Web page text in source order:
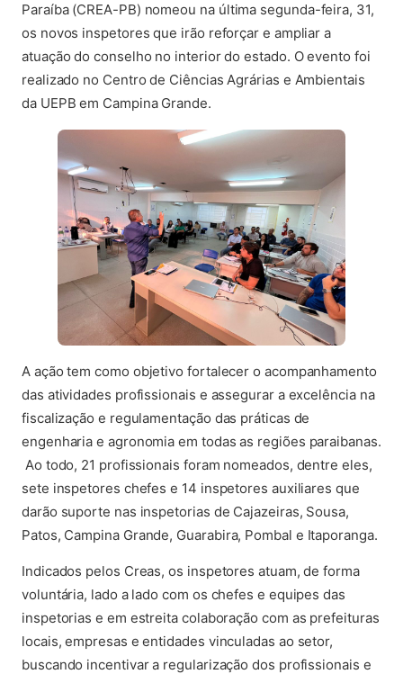
Paraíba (CREA-PB) nomeou na última segunda-feira, 31,
os novos inspetores que irão reforçar e ampliar a
atuação do conselho no interior do estado. O evento foi
realizado no Centro de Ciências Agrárias e Ambientais
da UEPB em Campina Grande.
A ação tem como objetivo fortalecer o acompanhamento
das atividades profissionais e assegurar a excelência na
fiscalização e regulamentação das práticas de
engenharia e agronomia em todas as regiões paraibanas.
Ao todo, 21 profissionais foram nomeados, dentre eles,
sete inspetores chefes e 14 inspetores auxiliares que
darão suporte nas inspetorias de Cajazeiras, Sousa,
Patos, Campina Grande, Guarabira, Pombal e Itaporanga.
Indicados pelos Creas, os inspetores atuam, de forma
voluntária, lado a lado com os chefes e equipes das
inspetorias e em estreita colaboração com as prefeituras
locais, empresas e entidades vinculadas ao setor,
buscando incentivar a regularização dos profissionais e